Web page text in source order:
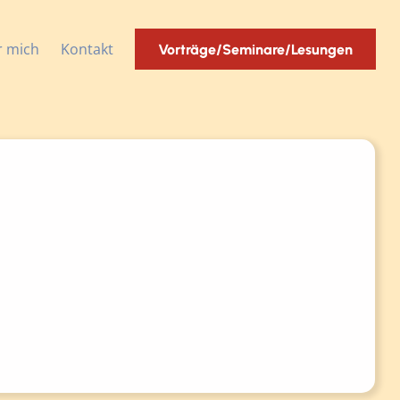
mich Kontakt Vorträge/Seminare/Lesungen